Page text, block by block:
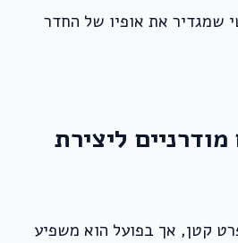
שמגדיר את אופיו של החדר
ליצירת
קטן, אך בפועל הוא משפיע